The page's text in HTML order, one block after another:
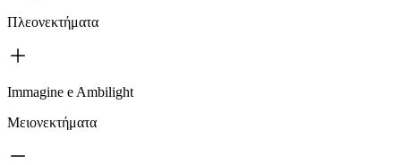
Πλεονεκτήματα
Immagine e Ambilight
Μειονεκτήματα